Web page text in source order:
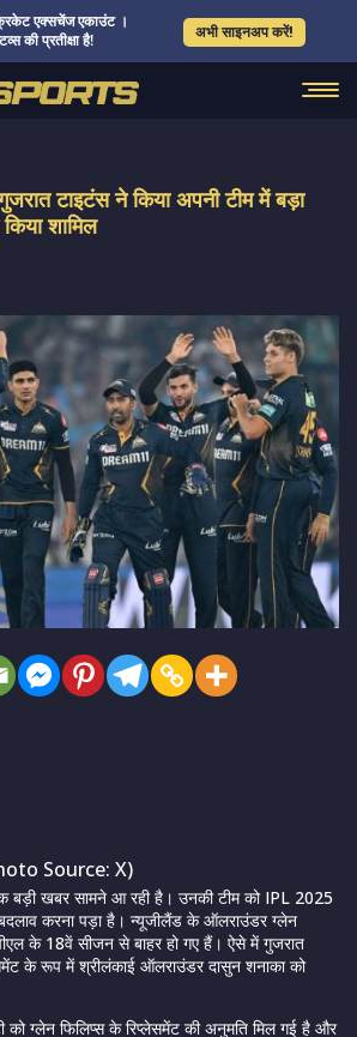
एक्सचेंज एकाउंट ।
की प्रतीक्षा है!
अभी साइनअप करें!
टाइटंस ने किया अपनी टीम में बड़ा
शामिल
Source: X)
खबर सामने आ रही है। उनकी टीम को IPL 2025
करना पड़ा है। न्यूजीलैंड के ऑलराउंडर ग्लेन
के 18वें सीजन से बाहर हो गए हैं। ऐसे में गुजरात
के रूप में श्रीलंकाई ऑलराउंडर दासुन शनाका को
ग्लेन फिलिप्स के रिप्लेसमेंट की अनुमति मिल गई है और